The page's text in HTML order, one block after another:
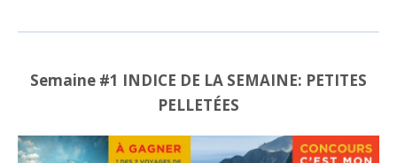
Semaine #1 INDICE DE LA SEMAINE: PETITES
PELLETÉES